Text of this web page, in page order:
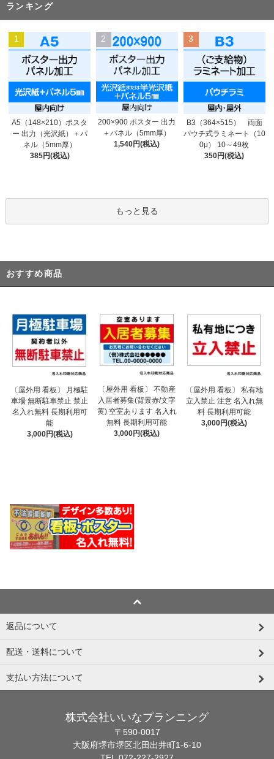
ランキング
1
A5（148×210）ポスタ
ー 出力（光沢紙）＋パ
ネル（5mm厚）
385円(税込)
2
200×900 ポスター 出力
＋パネル（5mm厚）
1,540円(税込)
3
B3（364×515） 両面
パウチ式ラミネート（10
0μ） 10～49枚
350円(税込)
もっと見る
おすすめ商品
〔屋外用 看板〕 月極駐
車場 無断駐車禁止 禁止
名入れ無料 長期利用可
能
3,000円(税込)
〔屋外用 看板〕 不動産
入居者募集(背景赤/文字
黄) 空室あります 名入れ
無料 長期利用可能
3,000円(税込)
〔屋外用 看板〕 私有地
立入禁止 注意 名入れ無
料 長期利用可能
3,000円(税込)
返品について
配送・送料について
支払い方法について
株式会社いいなプランニング
〒590-0017
大阪府堺市堺区北田出井町1-6-10